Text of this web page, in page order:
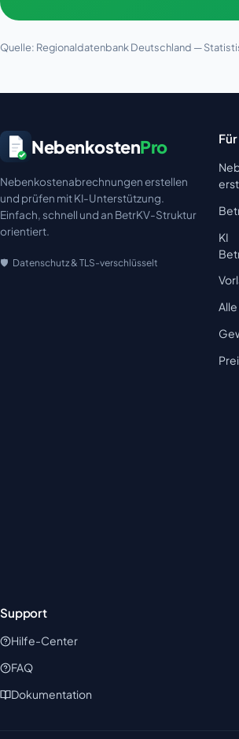
Quelle: Regionaldatenbank Deutschland —
NebenkostenPro
Nebenkostenabrechnungen erstellen
und prüfen mit KI-Unterstützung.
Einfach, schnell und an BetrKV-Struktur
orientiert.
Datenschutz & TLS-verschlüsselt
KI
Support
Hilfe-Center
FAQ
Dokumentation